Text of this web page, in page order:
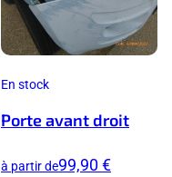
En stock
Porte avant droit
à partir de99,90 €